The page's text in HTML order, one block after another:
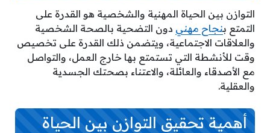
التوازن بين الحياة المهنية والشخصية هو القدرة على
التمتع بنجاح مهني دون التضحية بالصحة الشخصية
والعلاقات الاجتماعية، ويتضمن ذلك القدرة على تخصيص
وقت للأنشطة التي تستمتع بها خارج العمل، والتواصل
مع الأصدقاء والعائلة، والاعتناء بصحتك الجسدية
والعقلية.
أهمية تحقيق التوازن بين الحياة